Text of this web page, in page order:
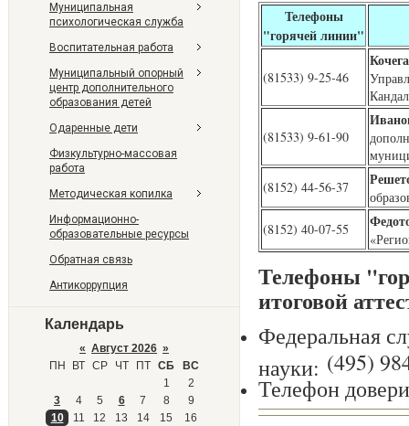
Муниципальная
психологическая служба
Воспитательная работа
Муниципальный опорный
центр дополнительного
образования детей
Одаренные дети
Физкультурно-массовая
работа
Методическая копилка
Информационно-
образовательные ресурсы
Обратная связь
Антикоррупция
Календарь
« Август 2026 »
ПН
ВТ СР ЧТ ПТ СБ
ВС
1
2
3
4 5 6 7 8
9
10
11 12 13 14 15
16
Телефоны
"горячей линии"
(81533) 9-25-46
(81533) 9-61-90
(8152) 44-56-37
(8152) 40-07-55
Телефоны
итоговой
Федеральная
науки: (495)
Телефон